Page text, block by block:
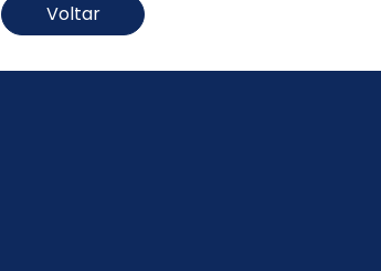
Voltar